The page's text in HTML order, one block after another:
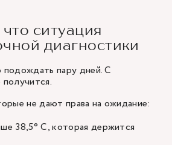
ситуация
диагностики
пару дней. С
не дают права на ожидание:
38,5° C, которая держится